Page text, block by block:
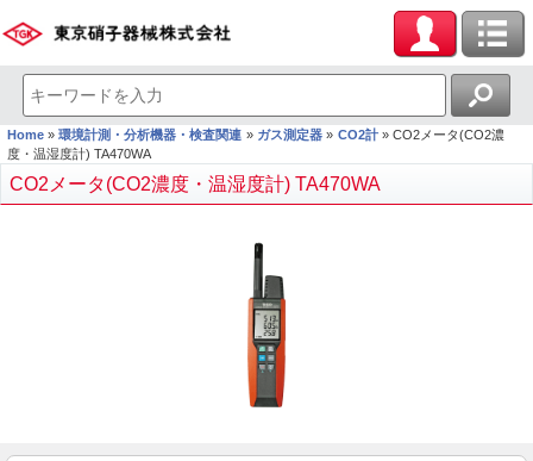
Home 環境計測・分析機器・検査関連 ガス測定器 CO2計
CO2メータ(CO2濃
度・温湿度計) TA470WA
CO2メータ(CO2濃度・温湿度計) TA470WA